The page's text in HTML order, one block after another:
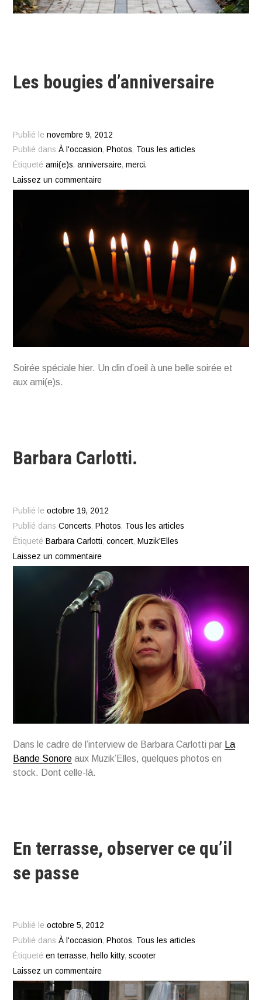
Les bougies d’anniversaire
Publié lenovembre 9, 2012
Publié dansÀ l'occasion, Photos, Tous les articles
Étiquetéami(e)s,anniversaire,merci.
Laissez un commentaire
Soirée spéciale hier. Un clin d’oeil à une belle soirée et
aux ami(e)s.
Barbara Carlotti.
Publié leoctobre 19, 2012
Publié dansConcerts, Photos, Tous les articles
Étiqueté Barbara Carlotti,concert, Muzik'Elles
Laissez un commentaire
Dans le cadre de l’interview de Barbara Carlotti par La
Bande Sonore aux Muzik’Elles, quelques photos en
stock. Dont celle-là.
En terrasse, observer ce qu’il
se passe
Publié leoctobre 5, 2012
Publié dansÀ l'occasion, Photos, Tous les articles
Étiquetéen terrasse, hello kitty,scooter
Laissez un commentaire